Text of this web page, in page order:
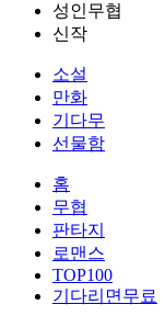
성인무협
신작
소설
만화
기다무
선물함
홈
무협
판타지
로맨스
TOP100
기다리면무료